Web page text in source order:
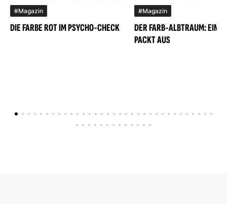
#Magazin
DIE FARBE ROT IM PSYCHO-CHECK
#Magazin
DER FARB-ALBTRAUM: EIN
PACKT AUS